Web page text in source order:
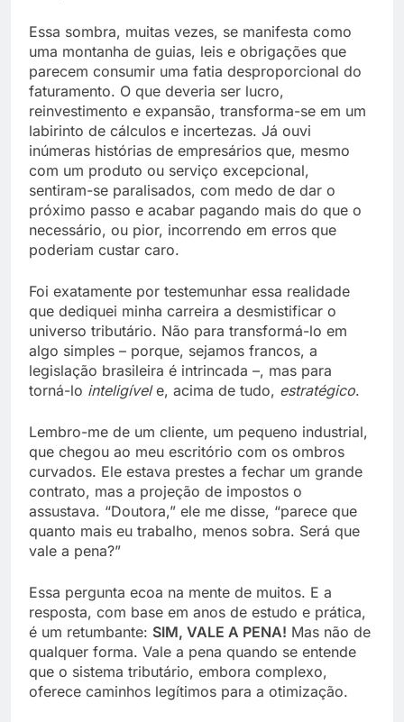
Essa sombra, muitas vezes, se manifesta como
uma montanha de guias, leis e obrigações que
parecem consumir uma fatia desproporcional do
faturamento. O que deveria ser lucro,
reinvestimento e expansão, transforma-se em um
labirinto de cálculos e incertezas. Já ouvi
inúmeras histórias de empresários que, mesmo
com um produto ou serviço excepcional,
sentiram-se paralisados, com medo de dar o
próximo passo e acabar pagando mais do que o
necessário, ou pior, incorrendo em erros que
poderiam custar caro.
Foi exatamente por testemunhar essa realidade
que dediquei minha carreira a desmistificar o
universo tributário. Não para transformá-lo em
algo simples – porque, sejamos francos, a
legislação brasileira é intrincada –, mas para
torná-lo inteligívele, acima de tudo, estratégico.
Lembro-me de um cliente, um pequeno industrial,
que chegou ao meu escritório com os ombros
curvados. Ele estava prestes a fechar um grande
contrato, mas a projeção de impostos o
assustava. “Doutora,” ele me disse, “parece que
quanto mais eu trabalho, menos sobra. Será que
vale a pena?”
Essa pergunta ecoa na mente de muitos. E a
resposta, com base em anos de estudo e prática,
é um retumbante: SIM, VALE A PENA! Mas não de
qualquer forma. Vale a pena quando se entende
que o sistema tributário, embora complexo,
oferece caminhos legítimos para a otimização.